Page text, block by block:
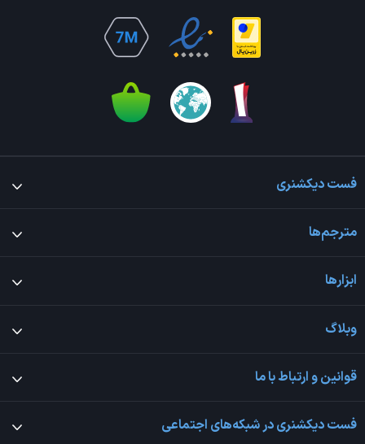
فست دیکشنری
مترجم‌ها
ابزارها
وبلاگ
قوانین و ارتباط با ما
فست دیکشنری در شبکه‌های اجتماعی